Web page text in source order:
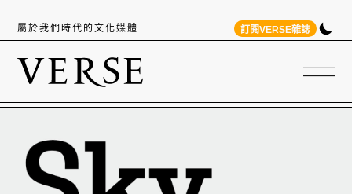
屬於我們時代的文化媒體 訂閱VERSE雜誌